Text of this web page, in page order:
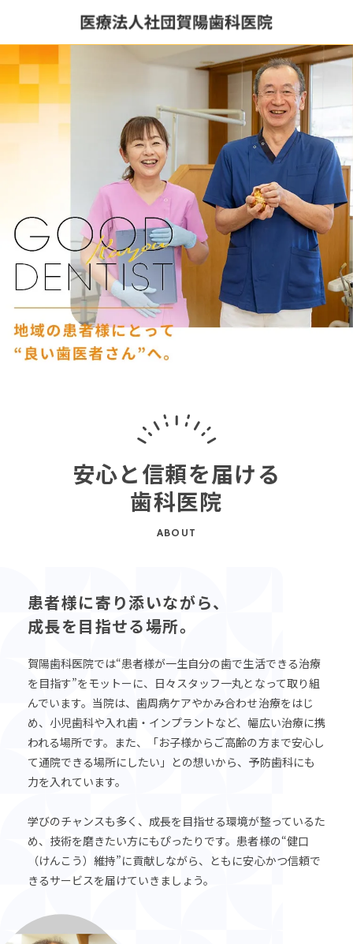
安心と信頼を届ける
歯科医院
ABOUT
患者様に寄り添いながら、
成長を目指せる場所。
賀陽歯科医院では“患者様が一生自分の歯で生活できる治療
を目指す”をモットーに、日々スタッフ一丸となって取り組
んでいます。当院は、歯周病ケアやかみ合わせ治療をはじ
め、小児歯科や入れ歯・インプラントなど、幅広い治療に携
われる場所です。また、「お子様からご高齢の方まで安心し
て通院できる場所にしたい」との想いから、予防歯科にも
力を入れています。
学びのチャンスも多く、成長を目指せる環境が整っているた
め、技術を磨きたい方にもぴったりです。患者様の“健口
（けんこう）維持”に貢献しながら、ともに安心かつ信頼で
きるサービスを届けていきましょう。